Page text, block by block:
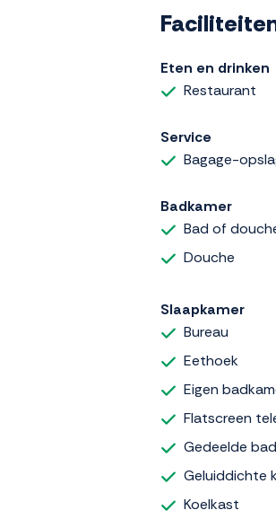
Eten en drinken
Restaurant
Service
Bagage-
Badkamer
Bad of
Douche
Slaapkamer
Bureau
Eethoek
Eigen
Flatscreen
Gedeelde
Geluiddichte
Koelkast